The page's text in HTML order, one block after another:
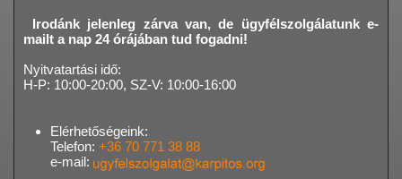
Irodánk jelenleg zárva van, de ügyfélszolgálatunk e-
mailt a nap 24 órájában tud fogadni!
Nyitvatartási idő:
H-P: 10:00-20:00, SZ-V: 10:00-16:00
Elérhetőségeink:
Telefon: +36 70 771 38 88
e-mail: